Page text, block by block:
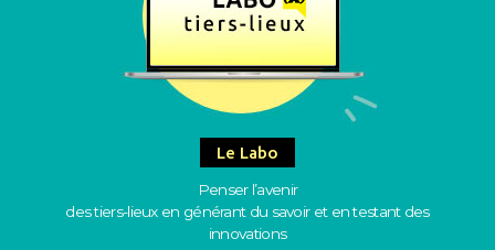
Le Labo
Penser l’avenir
des tiers-lieux en générant du savoir et en testant des
innovations